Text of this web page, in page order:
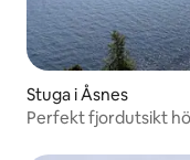
Stuga i Åsnes
Perfekt fjordutsikt